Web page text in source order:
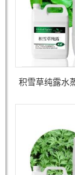
积雪草纯露水